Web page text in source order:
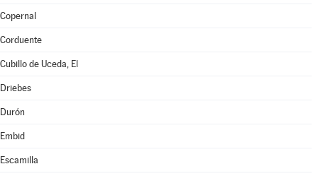
Copernal
Corduente
Cubillo de Uceda, El
Driebes
Durón
Embid
Escamilla